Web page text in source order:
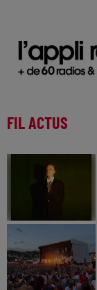
FIL ACTUS